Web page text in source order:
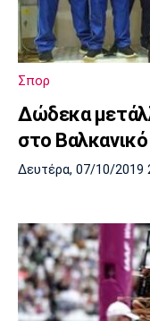
Σπορ
Δώδεκα
στο
Δευτέρα, 07/10/2019